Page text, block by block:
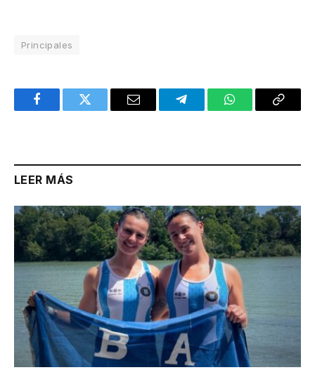
Principales
FacebookTwitter Email TelegramWhatsAppCopy
LEER MÁS